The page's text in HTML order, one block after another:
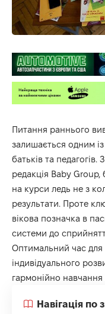
Питання раннього
залишається одним
батьків та
редакція Baby Group,
на курси ледь не з
результати. Проте
вікова позначка в
системи до
Оптимальний час для
індивідуального
гармонійно навчання
Навігація по